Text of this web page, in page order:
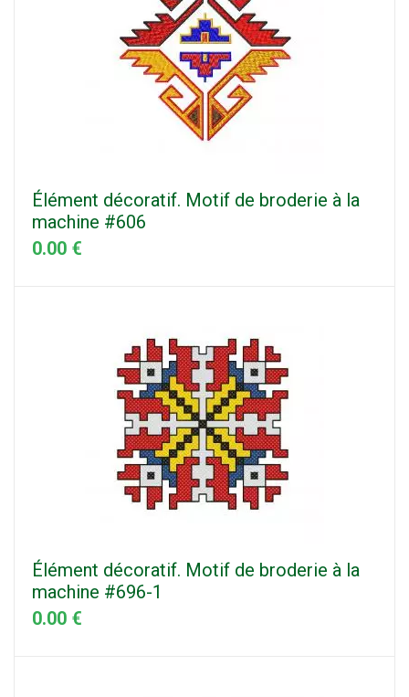
Élément décoratif. Motif de broderie à la
machine #606
0.00 €
Élément décoratif. Motif de broderie à la
machine #696-1
0.00 €